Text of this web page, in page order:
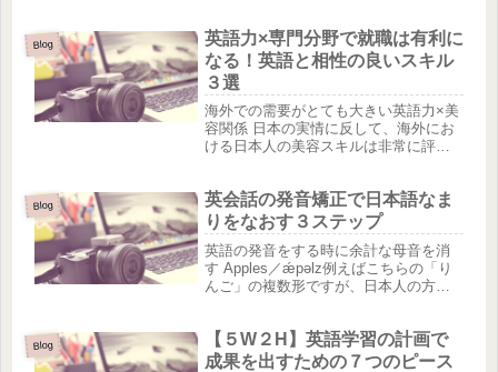
ラシも要チェック！先行LESSON受付
しています！
Blog
英語力×専門分野で就職は有利に
なる！英語と相性の良いスキル
３選
海外での需要がとても大きい英語力×美
容関係 日本の実情に反して、海外にお
ける日本人の美容スキルは非常に評価
りますし、海外で日本人美容師が求め
られるケースはまだまだあります。...
Blog
英会話の発音矯正で日本語なま
りをなおす３ステップ
英語の発音をする時に余計な母音を消
す Apples／ǽpəlz例えばこちらの「り
んご」の複数形ですが、日本人の方は
密な話をすると、先頭の「あ」がま
ず 日本語の「あ／...
Blog
【５W２H】英語学習の計画で
成果を出すための７つのピース